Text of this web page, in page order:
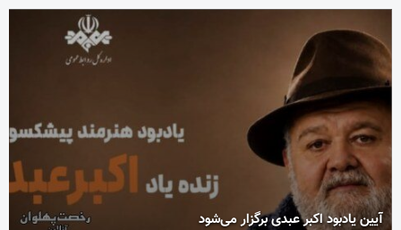
آیین یادبود اکبر عبدی برگزار می‌شود